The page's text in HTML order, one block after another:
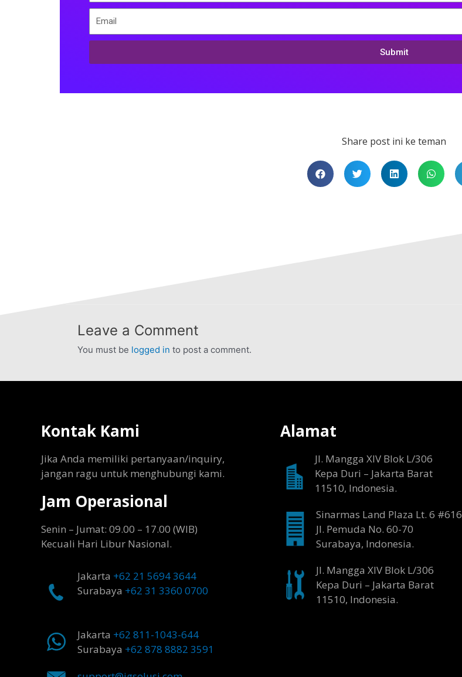
Submit
Share post ini ke teman
Leave a Comment
You must be logged in to post a comment.
Kontak Kami
Jika Anda memiliki pertanyaan/inquiry,
jangan ragu untuk menghubungi kami.
Jam Operasional
Senin – Jumat: 09.00 – 17.00 (WIB)
Kecuali Hari Libur Nasional.
Jakarta +62 21 5694 3644
Surabaya +62 31 3360 0700
Jakarta +62 811-1043-644
Surabaya +62 878 8882 3591
Alamat
Jl. Mangga XIV Blok L/306
Kepa Duri – Jakarta Barat
11510, Indonesia.
Sinarmas Land Plaza Lt. 6 #616
Jl. Pemuda No. 60-70
Surabaya, Indonesia.
Jl. Mangga XIV Blok L/306
Kepa Duri – Jakarta Barat
11510, Indonesia.